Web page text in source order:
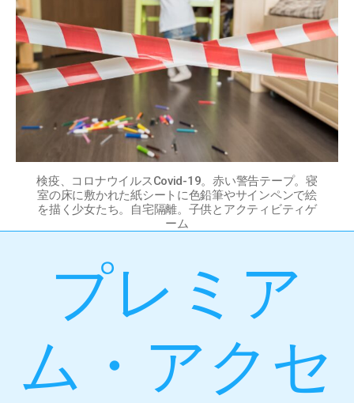
検疫、コロナウイルスCovid-19。赤い警告テープ。寝
室の床に敷かれた紙シートに色鉛筆やサインペンで絵
を描く少女たち。自宅隔離。子供とアクティビティゲ
ーム
プレミア
ム・アクセ